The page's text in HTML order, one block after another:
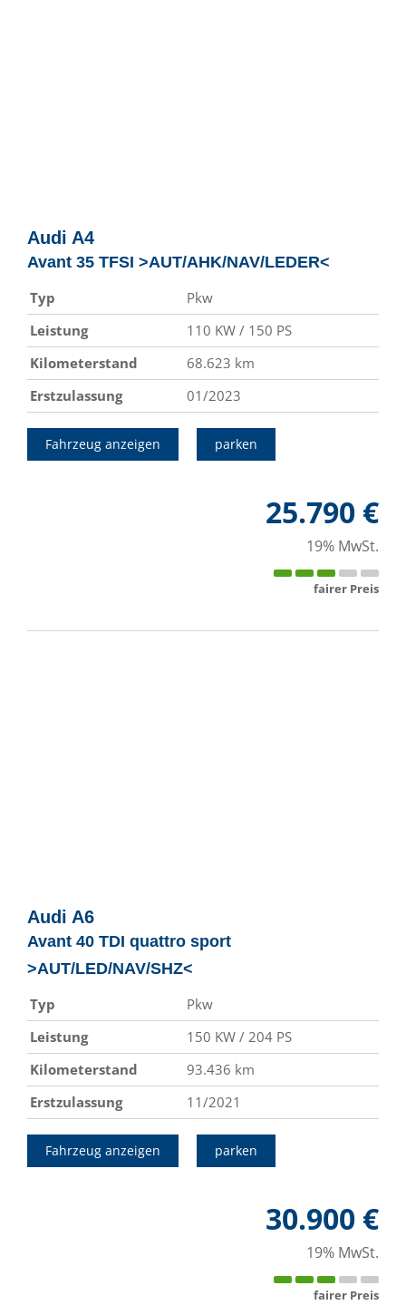
Audi A4
Avant 35 TFSI >AUT/AHK/NAV/LEDER<
Typ
Pkw
Leistung
110 KW / 150 PS
Kilometerstand
68.623 km
Erstzulassung
01/2023
Fahrzeug anzeigen parken
25.790 €
19% MwSt.
fairer Preis
Audi A6
Avant 40 TDI quattro sport
>AUT/LED/NAV/SHZ<
Typ
Pkw
Leistung
150 KW / 204 PS
Kilometerstand
93.436 km
Erstzulassung
11/2021
Fahrzeug anzeigen parken
30.900 €
19% MwSt.
fairer Preis